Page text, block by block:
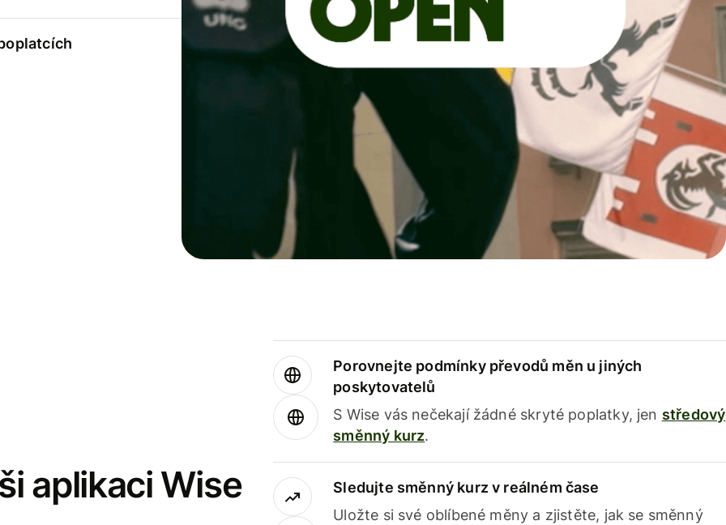
aplikaci Wise
Porovnejte podmínky převodů měn u jiných
poskytovatelů
S Wise vás nečekají žádné skryté poplatky, jen středový
směnný kurz.
Sledujte směnný kurz v reálném čase
Uložte si své oblíbené měny a zjistěte, jak se směnný